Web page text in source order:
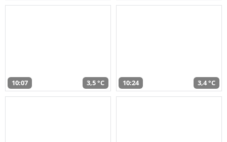
10:07 3,5 °C 10:24 3,4 °C